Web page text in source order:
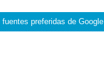
preferidas de Google